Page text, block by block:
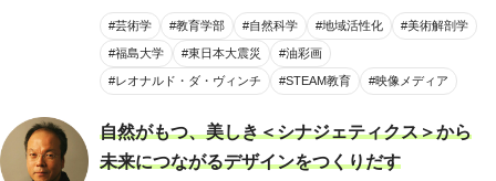
#芸術学 #教育学部 #自然科学 #地域活性化 #美術解剖学
#福島大学 #東日本大震災 #油彩画
#レオナルド・ダ・ヴィンチ #STEAM教育 #映像メディア
自然がもつ、美しき＜シナジェティクス＞から
未来につながるデザインをつくりだす